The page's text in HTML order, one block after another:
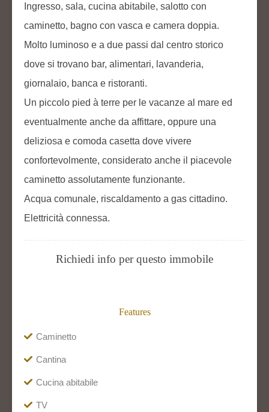
Ingresso, sala, cucina abitabile, salotto con
caminetto, bagno con vasca e camera doppia.
Molto luminoso e a due passi dal centro storico
dove si trovano bar, alimentari, lavanderia,
giornalaio, banca e ristoranti.
Un piccolo pied à terre per le vacanze al mare ed
eventualmente anche da affittare, oppure una
deliziosa e comoda casetta dove vivere
confortevolmente, considerato anche il piacevole
caminetto assolutamente funzionante.
Acqua comunale, riscaldamento a gas cittadino.
Elettricità connessa.
Richiedi info per questo immobile
Features
Caminetto
Cantina
Cucina abitabile
TV